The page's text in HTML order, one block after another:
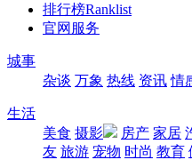
排行榜Ranklist
官网服务
城事
杂谈 万象 热线 资讯 情
生活
美食 摄影 房产 家居
友 旅游 宠物 时尚 教育